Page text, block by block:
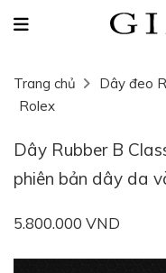
Trang chủ Dây đeo
Rolex
Dây Rubber B
phiên bản dây da
5.800.000 VND